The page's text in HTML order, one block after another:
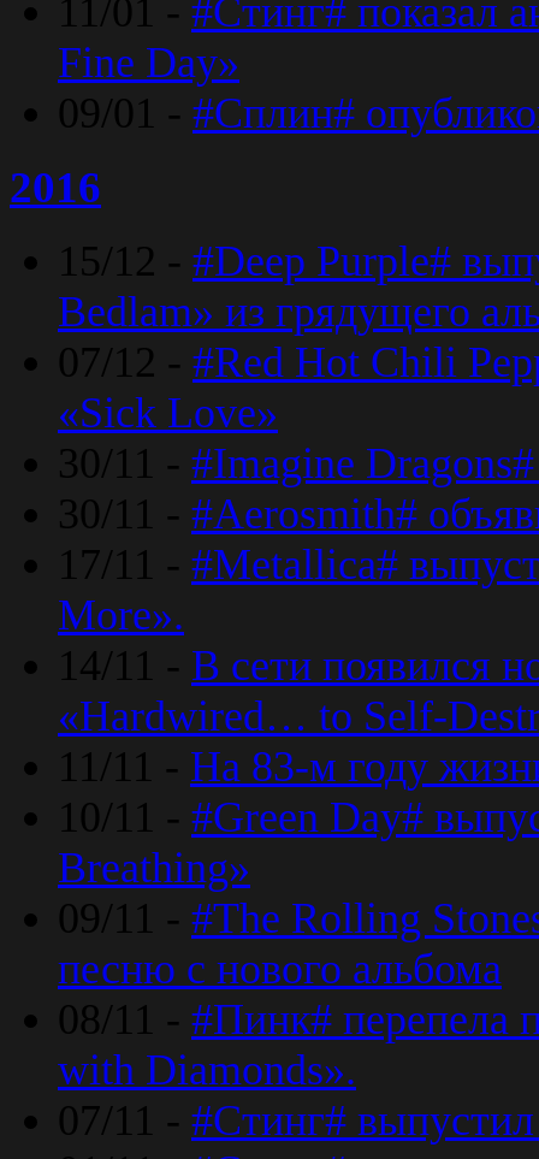
11/01 - #Стинг# показал
Fine Day»
09/01 - #Сплин#
2016
15/12 - #Deep Purple#
Bedlam» из грядущего
07/12 - #Red Hot Chili
«Sick Love»
30/11 - #Imagine
30/11 - #Aerosmith#
17/11 - #Metallica#
More».
14/11 - В сети появился
«Hardwired… to Self-
11/11 - На 83-м году
10/11 - #Green Day#
Breathing»
09/11 - #The Rolling
песню с нового альбома
08/11 - #Пинк# перепела
with Diamonds».
07/11 - #Стинг#